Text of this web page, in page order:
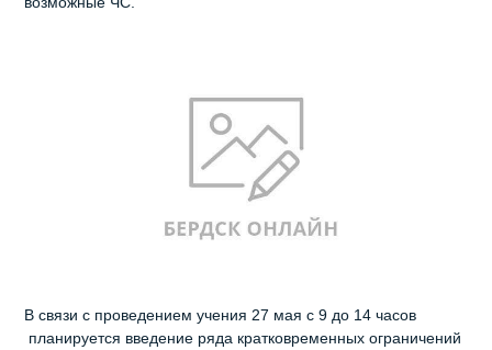
В связи с проведением учения 27 мая с 9 до 14 часов
планируется введение ряда кратковременных ограничений